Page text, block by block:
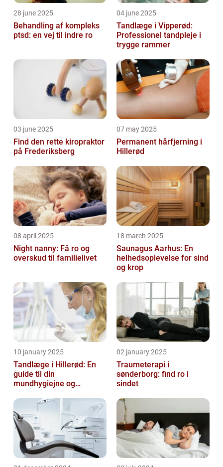
28 june 2025
Behandling af kompleks
ptsd: en vej til indre ro
04 june 2025
Tandlæge i Vipperød:
Professionel tandpleje i
trygge rammer
03 june 2025
Find den rette kiropraktor
på Frederiksberg
07 may 2025
Permanent hårfjerning i
Hillerød
08 april 2025
Night nanny: Få ro og
overskud til familielivet
18 march 2025
Saunagus Aarhus: En
helhedsoplevelse for sind
og krop
10 january 2025
Tandlæge i Hillerød: En
guide til din
mundhygiejne og
02 january 2025
Traumeterapi i
sønderborg: find ro i
sindet